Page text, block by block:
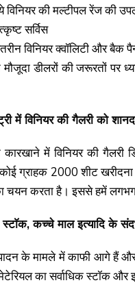
की मल्टीपल रेंज की
सर्विस
विनियर क्वॉलिटी और बैक
डीलरों की जरूरतों पर
में विनियर की गैलरी को
में विनियर की गैलरी
ग्राहक 2000 शीट
करता है। इससे हमें लगभग
स्टाॅक, कच्चे माल इत्यादि के
के मामले में काफी आगे हैं
का सर्वाधिक स्टॉक